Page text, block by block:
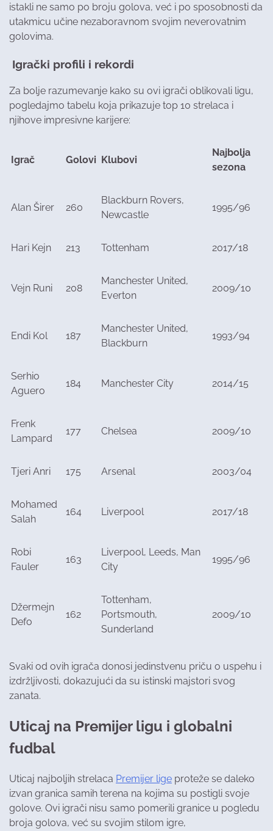
istakli ne samo po broju golova, već i po sposobnosti da
utakmicu učine nezaboravnom svojim neverovatnim
golovima.
Igrački profili i rekordi
Za bolje razumevanje kako su ovi igrači oblikovali ligu,
pogledajmo tabelu koja prikazuje top 10 strelaca i
njihove impresivne karijere:
Igrač Golovi Klubovi
Najbolja
sezona
Alan Širer 260
Blackburn Rovers,
Newcastle
1995/96
Hari Kejn 213 Tottenham 2017/18
Vejn Runi 208
Manchester United,
Everton
2009/10
Endi Kol 187
Manchester United,
Blackburn
1993/94
Serhio
Aguero
184 Manchester City 2014/15
Frenk
Lampard
177 Chelsea 2009/10
Tjeri Anri 175 Arsenal 2003/04
Mohamed
Salah
164 Liverpool 2017/18
Robi
Fauler
163
Liverpool, Leeds, Man
City
1995/96
Džermejn
Defo
162
Tottenham,
Portsmouth,
Sunderland
2009/10
Svaki od ovih igrača donosi jedinstvenu priču o uspehu i
izdržljivosti, dokazujući da su istinski majstori svog
zanata.
Uticaj na Premijer ligu i globalni
fudbal
Uticaj najboljih strelaca Premijer lige proteže se daleko
izvan granica samih terena na kojima su postigli svoje
golove. Ovi igrači nisu samo pomerili granice u pogledu
broja golova, već su svojim stilom igre,